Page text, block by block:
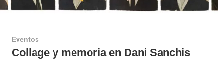
Eventos
Collage y memoria en Dani Sanchis